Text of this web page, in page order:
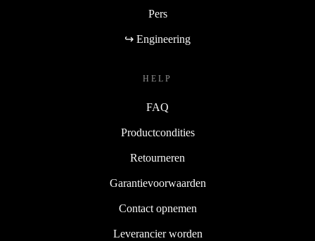
Pers
↪ Engineering
HELP
FAQ
Productcondities
Retourneren
Garantievoorwaarden
Contact opnemen
Leverancier worden